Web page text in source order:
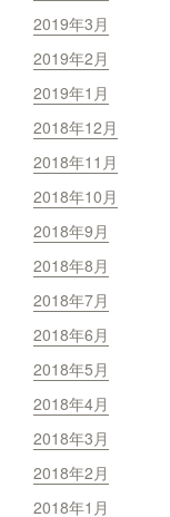
2019年3月
2019年2月
2019年1月
2018年12月
2018年11月
2018年10月
2018年9月
2018年8月
2018年7月
2018年6月
2018年5月
2018年4月
2018年3月
2018年2月
2018年1月